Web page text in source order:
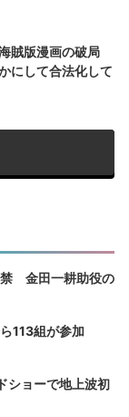
賊版漫画の破局
にして合法化して
禁 金田一耕助役の
113組が参加
ショーで地上波初